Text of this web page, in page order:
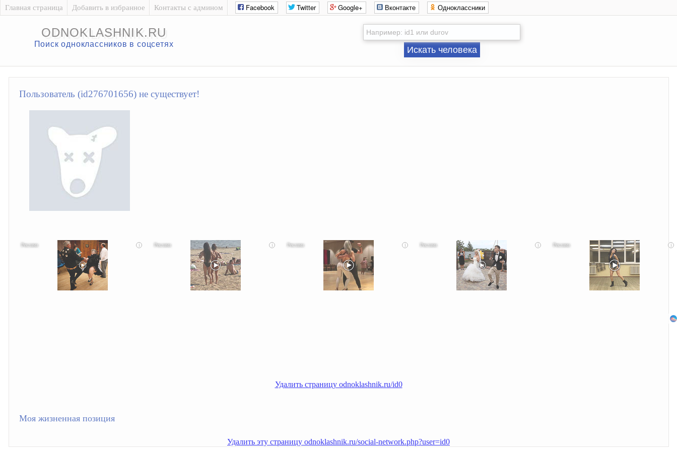
Главная страница Добавить в избранное Контакты с админом Facebook Twitter Google+ Вконтакте Одноклассники
ODNOKLASHNIK.RU
Поиск одноклассников в соцсетях
Искать человека
Пользователь (id276701656) не существует!
i i i i i
Удалить страницу odnoklashnik.ru/id0
Моя жизненная позиция
Удалить эту страницу odnoklashnik.ru/social-network.php?user=id0